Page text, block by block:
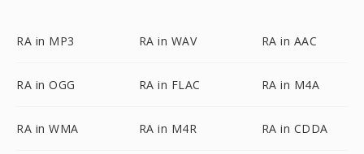
RA in MP3 RA in WAV RA in AAC
RA in OGG RA in FLAC RA in M4A
RA in WMA RA in M4R RA in CDDA